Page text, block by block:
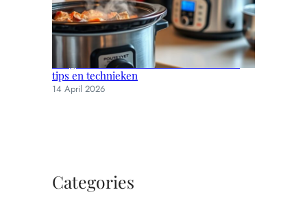
Langzaam koken voor de beste smaken:
tips en technieken
14 April 2026
Categories